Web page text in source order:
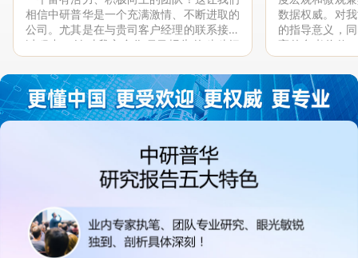
相信中研普华是一个充满激情、不断进取的
公司。尤其是在与贵司客户经理的联系接洽
过程中，针对我方合作项目报告的种种细
节，及时细致缜密地协助与项目部沟通、探
讨和完善...
数据权威。对
的指导意义，
高的参考价值
体化”服务和行
司继续...